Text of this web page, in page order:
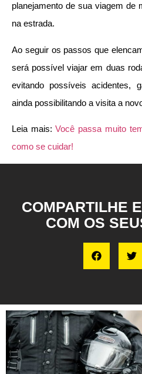
planejamento de sua viagem de
na estrada.
Ao seguir os passos que
será possível viajar em duas
evitando possíveis acidentes,
ainda possibilitando a visita a
Leia mais:Você passa muito
como se cuidar!
COMPARTILHE
COM OS